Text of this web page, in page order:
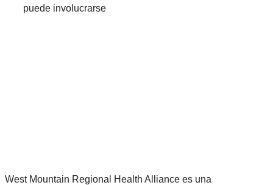
puede involucrarse
West Mountain Regional Health Alliance es una